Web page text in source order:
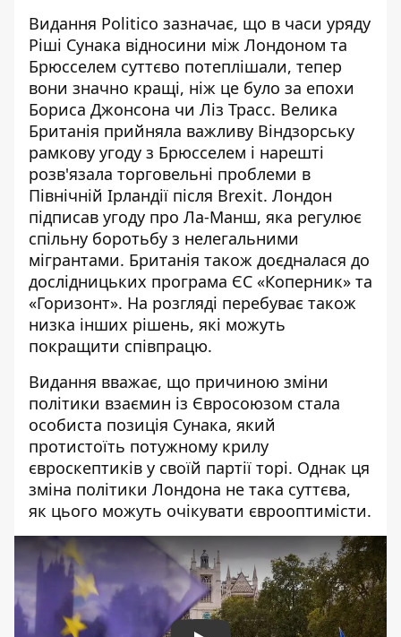
Видання Politico зазначає, що в часи уряду
Ріші Сунака відносини між Лондоном та
Брюсселем суттєво потеплішали, тепер
вони значно кращі, ніж це було за епохи
Бориса Джонсона чи Ліз Трасс. Велика
Британія прийняла важливу Віндзорську
рамкову угоду з Брюсселем і нарешті
розв'язала торговельні проблеми в
Північній Ірландії після Brexit. Лондон
підписав угоду про Ла-Манш, яка регулює
спільну боротьбу з нелегальними
мігрантами. Британія також доєдналася до
дослідницьких програма ЄС «Коперник» та
«Горизонт». На розгляді перебуває також
низка інших рішень, які можуть
покращити співпрацю.
Видання вважає, що причиною зміни
політики взаємин із Євросоюзом стала
особиста позиція Сунака, який
протистоїть потужному крилу
євроскептиків у своїй партії торі. Однак ця
зміна політики Лондона не така суттєва,
як цього можуть очікувати єврооптимісти.